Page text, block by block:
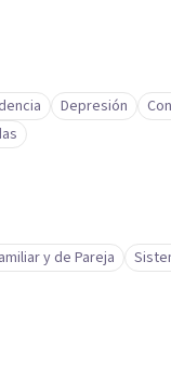
Depresión
y de Pareja